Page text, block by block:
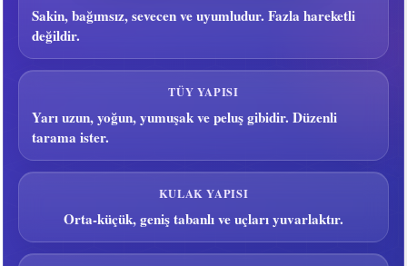
Sakin, bağımsız, sevecen ve uyumludur. Fazla hareketli
değildir.
TÜY YAPISI
Yarı uzun, yoğun, yumuşak ve peluş gibidir. Düzenli
tarama ister.
KULAK YAPISI
Orta-küçük, geniş tabanlı ve uçları yuvarlaktır.